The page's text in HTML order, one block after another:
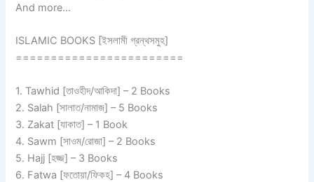
And more…
ISLAMIC BOOKS [ইসলামী গ্রন্থসমুহ]
========================
1. Tawhid [তাওহীদ/আকিদা] – 2 Books
2. Salah [সালাত/নামাজ] – 5 Books
3. Zakat [যাকাত] – 1 Book
4. Sawm [সাওম/রোজা] – 2 Books
5. Hajj [হজ্জ] – 3 Books
6. Fatwa [ফতোয়া/ফিকহ] – 4 Books